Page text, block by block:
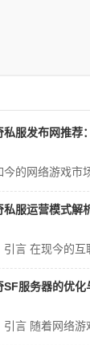
私服发布网推荐
私服运营模式解
SF服务器的优化